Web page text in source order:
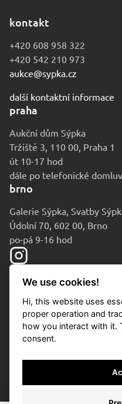
kontakt
+420 608 958 322
+420 542 210 973
aukce@sypka.cz
další kontaktní informace
praha
Aukční dům Sýpka
Tržiště 3, 110 00, Praha 1
út 10-17 hod
dále po telefonické
brno
Galerie Sýpka, Svatby
Údolní 70, 602 00, Brno
po-pá 9-16 hod
Ochrana osobních údajů
© 2010-2026 Aukční dům
We use cookies!
Hi, this website uses
proper operation and
how you interact with it.
consent.